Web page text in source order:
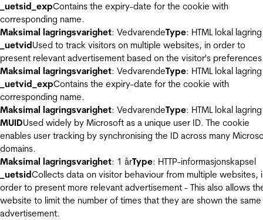
_uetsid_expContains the expiry-date for the cookie with
corresponding name.
Maksimal lagringsvarighet: VedvarendeType: HTML lokal lagring
_uetvidUsed to track visitors on multiple websites, in order to
present relevant advertisement based on the visitor's
Maksimal lagringsvarighet: VedvarendeType: HTML lokal lagring
_uetvid_expContains the expiry-date for the cookie with
corresponding name.
Maksimal lagringsvarighet: VedvarendeType: HTML lokal lagring
MUIDUsed widely by Microsoft as a unique user ID. The cookie
enables user tracking by synchronising the ID across many
domains.
Maksimal lagringsvarighet: 1 årType: HTTP-informasjonskapsel
_uetsidCollects data on visitor behaviour from multiple websites,
order to present more relevant advertisement - This also allows
website to limit the number of times that they are shown the same
advertisement.